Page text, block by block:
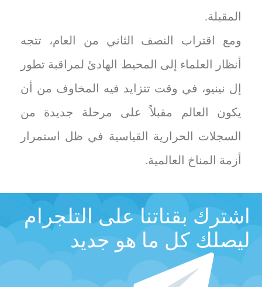
المقبلة.
ومع اقتراب النصف الثاني من العام، تتجه
أنظار العلماء إلى المحيط الهادئ لمراقبة تطور
إل نينيو، في وقت تتزايد فيه المخاوف من أن
يكون العالم مقبلاً على مرحلة جديدة من
السجلات الحرارية القياسية في ظل استمرار
أزمة المناخ العالمية.
اشترك بقناتنا على التلجرام
ليصلك كل ما هو جديد